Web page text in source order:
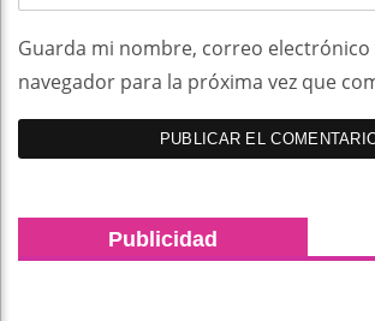
Guarda mi nombre, correo electrónico
navegador para la próxima vez que
Publicidad